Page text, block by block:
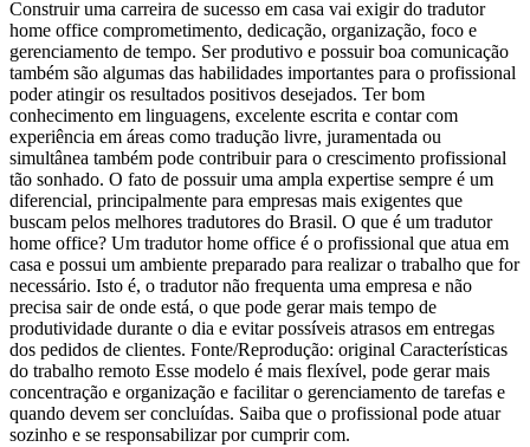
Construir uma carreira de sucesso em casa vai exigir do tradutor
home office comprometimento, dedicação, organização, foco e
gerenciamento de tempo. Ser produtivo e possuir boa comunicação
também são algumas das habilidades importantes para o profissional
poder atingir os resultados positivos desejados. Ter bom
conhecimento em linguagens, excelente escrita e contar com
experiência em áreas como tradução livre, juramentada ou
simultânea também pode contribuir para o crescimento profissional
tão sonhado. O fato de possuir uma ampla expertise sempre é um
diferencial, principalmente para empresas mais exigentes que
buscam pelos melhores tradutores do Brasil. O que é um tradutor
home office? Um tradutor home office é o profissional que atua em
casa e possui um ambiente preparado para realizar o trabalho que for
necessário. Isto é, o tradutor não frequenta uma empresa e não
precisa sair de onde está, o que pode gerar mais tempo de
produtividade durante o dia e evitar possíveis atrasos em entregas
dos pedidos de clientes. Fonte/Reprodução: original Características
do trabalho remoto Esse modelo é mais flexível, pode gerar mais
concentração e organização e facilitar o gerenciamento de tarefas e
quando devem ser concluídas. Saiba que o profissional pode atuar
sozinho e se responsabilizar por cumprir com.